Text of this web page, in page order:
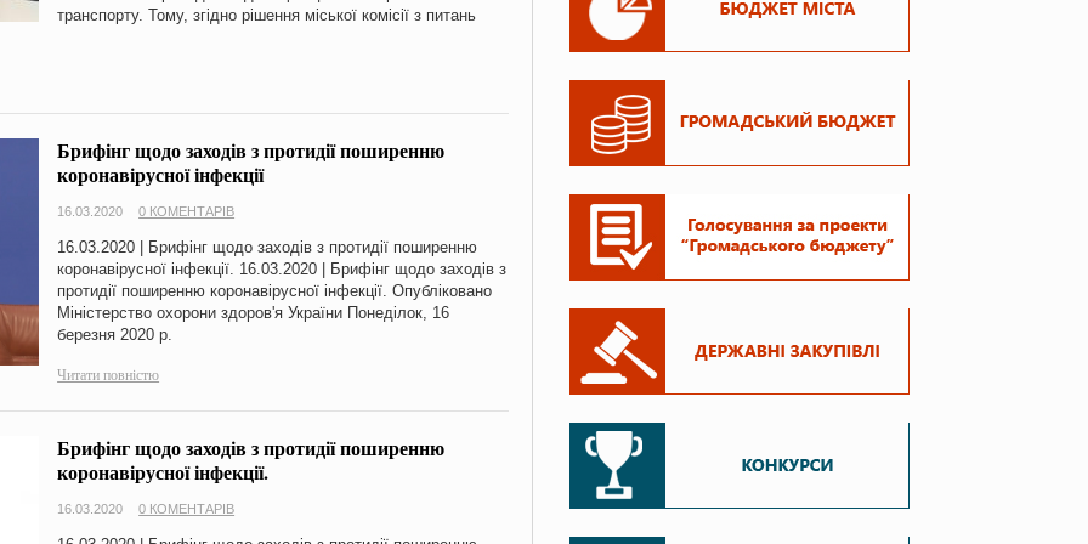
транспорту. Тому, згідно рішення міської комісії з питань
Брифінг щодо заходів з протидії поширенню
коронавірусної інфекції
16.03.2020 0 КОМЕНТАРІВ
16.03.2020 | Брифінг щодо заходів з протидії поширенню
коронавірусної інфекції. 16.03.2020 | Брифінг щодо заходів з
протидії поширенню коронавірусної інфекції. Опубліковано
Міністерство охорони здоров'я України Понеділок, 16
березня 2020 р.
Читати повністю
Брифінг щодо заходів з протидії поширенню
коронавірусної інфекції.
16.03.2020 0 КОМЕНТАРІВ